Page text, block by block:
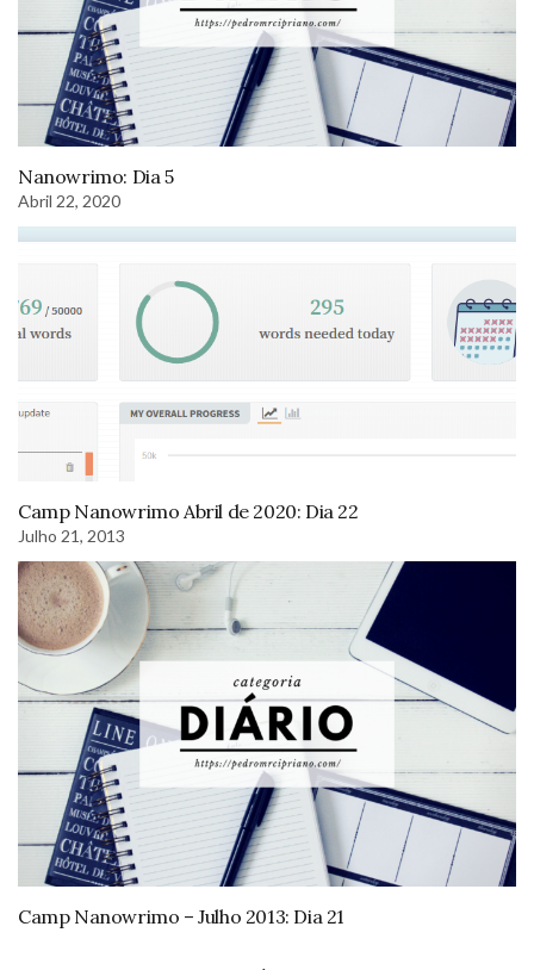
Nanowrimo: Dia 5
Abril 22, 2020
Camp Nanowrimo Abril de 2020: Dia 22
Julho 21, 2013
Camp Nanowrimo – Julho 2013: Dia 21